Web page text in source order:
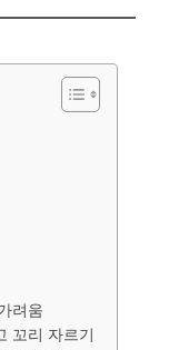
려움
꼬리 자르기